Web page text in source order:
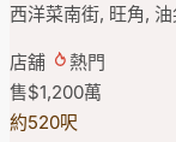
西洋菜南街, 旺角,
店舖
熱門
售$1,200萬
約520呎